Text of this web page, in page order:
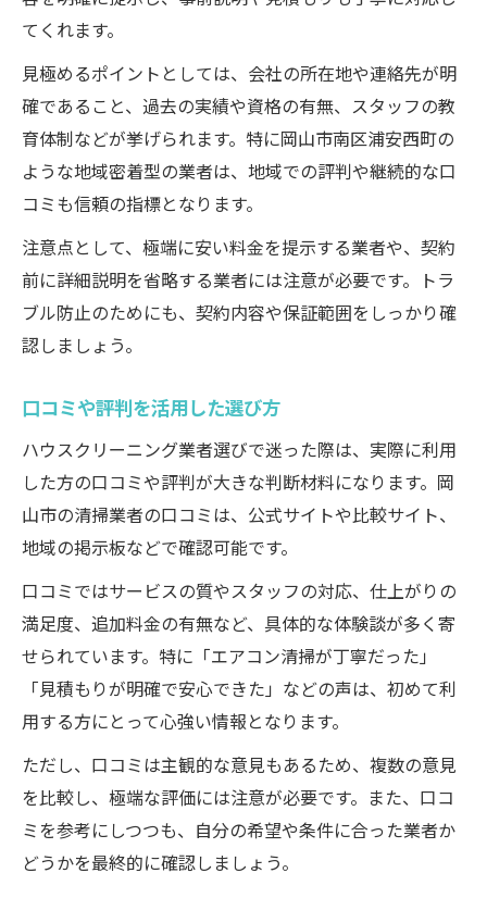
てくれます。
見極めるポイントとしては、会社の所在地や連絡先が明
確であること、過去の実績や資格の有無、スタッフの教
育体制などが挙げられます。特に岡山市南区浦安西町の
ような地域密着型の業者は、地域での評判や継続的な口
コミも信頼の指標となります。
注意点として、極端に安い料金を提示する業者や、契約
前に詳細説明を省略する業者には注意が必要です。トラ
ブル防止のためにも、契約内容や保証範囲をしっかり確
認しましょう。
口コミや評判を活用した選び方
ハウスクリーニング業者選びで迷った際は、実際に利用
した方の口コミや評判が大きな判断材料になります。岡
山市の清掃業者の口コミは、公式サイトや比較サイト、
地域の掲示板などで確認可能です。
口コミではサービスの質やスタッフの対応、仕上がりの
満足度、追加料金の有無など、具体的な体験談が多く寄
せられています。特に「エアコン清掃が丁寧だった」
「見積もりが明確で安心できた」などの声は、初めて利
用する方にとって心強い情報となります。
ただし、口コミは主観的な意見もあるため、複数の意見
を比較し、極端な評価には注意が必要です。また、口コ
ミを参考にしつつも、自分の希望や条件に合った業者か
どうかを最終的に確認しましょう。